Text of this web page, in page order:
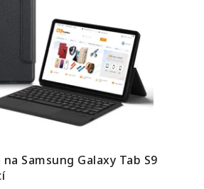
Samsung Galaxy Tab S9